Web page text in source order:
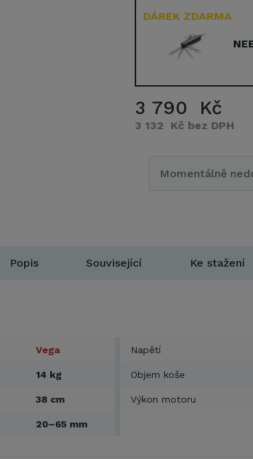
DÁREK ZDARMA
3 790 Kč
3 132 Kč bez DPH
Momentálně
Popis Související Ke stažení
Vega Napětí
14 kg Objem koše
38 cm Výkon motoru
20–65 mm